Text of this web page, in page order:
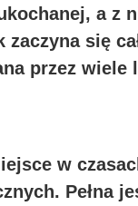
a z
zaczyna się
przez wiele
w
Pełna